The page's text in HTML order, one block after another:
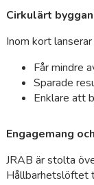
Cirkulärt
Inom kort
Får mindre
Sparade
Enklare att
Engagemang
JRAB är stolta
Hållbarhetslöftet